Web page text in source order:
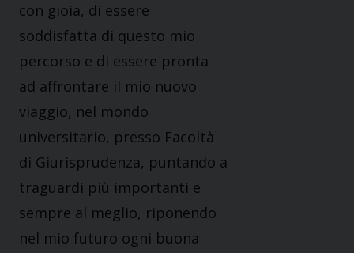
con gioia, di essere
soddisfatta di questo mio
percorso e di essere pronta
ad affrontare il mio nuovo
viaggio, nel mondo
universitario, presso Facoltà
di Giurisprudenza, puntando a
traguardi più importanti e
sempre al meglio, riponendo
nel mio futuro ogni buona